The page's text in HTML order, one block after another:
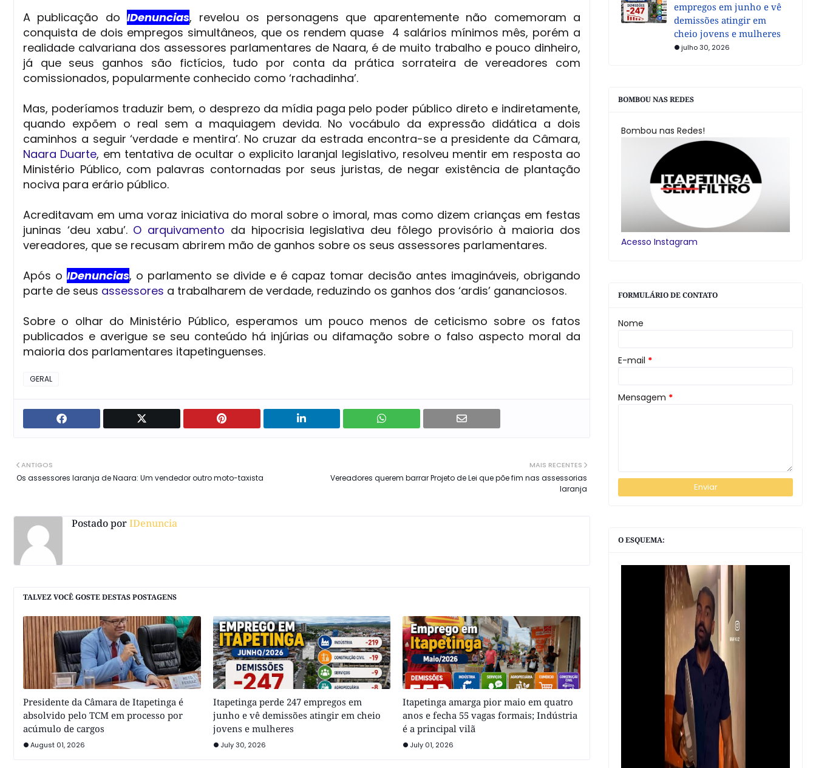
A publicação doIDenuncias, revelou os personagens que aparentemente não comemoram a
conquista de dois empregos simultâneos, que os rendem quase 4 salários mínimos mês, porém a
realidade calvariana dos assessores parlamentares de Naara, é de muito trabalho e pouco dinheiro,
já que seus ganhos são fictícios, tudo por conta da prática sorrateira de vereadores com
comissionados, popularmente conhecido como ‘rachadinha’.
Mas, poderíamos traduzir bem, o desprezo da mídia paga pelo poder público direto e indiretamente,
quando expõem o real sem a maquiagem devida. No vocábulo da expressão didática a dois
caminhos a seguir ‘verdade e mentira’. No cruzar da estrada encontra-se a presidente da Câmara,
Naara Duarte, em tentativa de ocultar o explicito laranjal legislativo, resolveu mentir em resposta ao
Ministério Público, com palavras contornadas por seus juristas, de negar existência de plantação
nociva para erário público.
Acreditavam em uma voraz iniciativa do moral sobre o imoral, mas como dizem crianças em festas
juninas ‘deu xabu’. O arquivamento da hipocrisia legislativa deu fôlego provisório à maioria dos
vereadores, que se recusam abrirem mão de ganhos sobre os seus assessores parlamentares.
Após o IDenuncias, o parlamento se divide e é capaz tomar decisão antes imagináveis, obrigando
parte de seus assessores a trabalharem de verdade, reduzindo os ganhos dos ‘ardis’ gananciosos.
Sobre o olhar do Ministério Público, esperamos um pouco menos de ceticismo sobre os fatos
publicados e averigue se seu conteúdo há injúrias ou difamação sobre o falso aspecto moral da
maioria dos parlamentares itapetinguenses.
GERAL
MAIS RECENTES
Vereadores querem barrar Projeto de Lei que põe fim nas assessorias
laranja
ANTIGOS
Os assessores laranja de Naara: Um vendedor outro moto-taxista
Postado porIDenuncia
TALVEZ VOCÊ GOSTE DESTAS POSTAGENS
Presidente da Câmara de Itapetinga é
absolvido pelo TCM em processo por
acúmulo de cargos
August 01, 2026
Itapetinga perde 247 empregos em
junho e vê demissões atingir em cheio
jovens e mulheres
July 30, 2026
Itapetinga amarga pior maio em quatro
anos e fecha 55 vagas formais; Indústria
é a principal vilã
July 01, 2026
empregos em junho e vê
demissões atingir em
cheio jovens e mulheres
julho 30, 2026
BOMBOU NAS REDES
Bombou nas Redes!
Acesso Instagram
FORMULÁRIO DE CONTATO
Nome
E-mail *
Mensagem *
O ESQUEMA: